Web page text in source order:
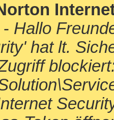
- Hallo
hat lt.